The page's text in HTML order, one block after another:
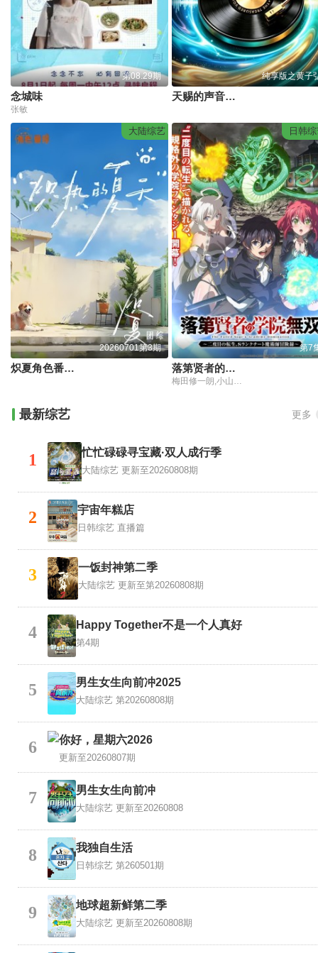
第08.29期
念城味
张敏
纯享版之黄子
天赐的声音第7季
大陆综艺
20260701第3期
炽夏角色番综·炽热的夏天
日韩
第7
落第贤者的学院无双第二回转生
梅田修一朗,小山内怜央,白石晴香,加藤英美里,平川大辅,东地宏树,福原绫香
最新综艺 更多
1 忙忙碌碌寻宝藏·双人成行季
大陆综艺 更新至20260808期
2 宇宙年糕店
日韩综艺 直播篇
3 一饭封神第二季
大陆综艺 更新至第20260808期
4 Happy Together不是一个人真好
第4期
5 男生女生向前冲2025
大陆综艺 第20260808期
6 你好，星期六2026
更新至20260807期
7 男生女生向前冲
大陆综艺 更新至20260808
8 我独自生活
日韩综艺 第260501期
9 地球超新鲜第二季
大陆综艺 更新至20260808期